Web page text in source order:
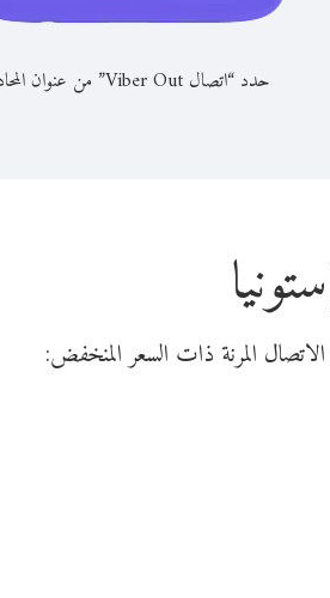
حدد “اتصال Viber Out” من عنوان المحادثة